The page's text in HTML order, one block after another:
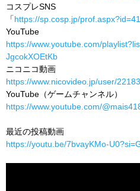
コスプレSNS
「https://sp.cosp.jp/
YouTube
https://www.youtube.com/
JgcokXOEtKb
ニコニコ動画
https://www.nicovideo.jp/user/
YouTube（ゲームチャンネル）
https://www.youtube.com/
最近の投稿動画
https://youtu.be/7bvayKMo-